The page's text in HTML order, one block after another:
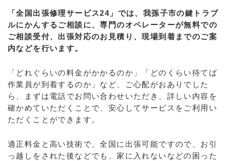
「全国出張修理サービス24」では、我孫子市の鍵トラブ
ルにかんするご相談に、専門のオペレーターが無料での
ご相談受付、出張対応のお見積り、現場到着までのご案
内などを行います。
「どれぐらいの料金がかかるのか」「どのくらい待てば
作業員が到着するのか」など、ご心配がおありでした
ら、まずは電話でお問い合わせいただき、詳しい内容を
確かめていただくことで、安心してサービスをご利用い
ただくことができます。
適正料金と高い技術で、全国に出張可能ですので、お引
っ越しをされた後などでも、家に入れないなどの困った